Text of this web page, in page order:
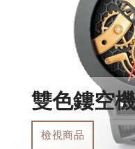
雙色鏤空
檢視商品